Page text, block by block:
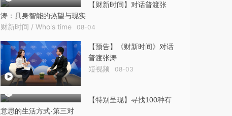
【财新时间】对话普渡张
涛：具身智能的热望与现实
财新时间 / Who's time 08-04
【预告】《财新时间》对话
普渡张涛
短视频 08-03
【特别呈现】寻找100种有
意思的生活方式·第三对